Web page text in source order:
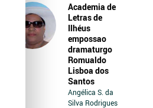
Academia de
Letras de
Ilhéus
empossao
dramaturgo
Romualdo
Lisboa dos
Santos
Angélica S. da
Silva Rodrigues